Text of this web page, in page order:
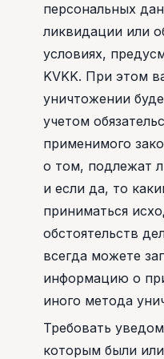
персональных
ликвидации или
условиях,
KVKK. При этом
уничтожении
учетом
применимого
о том, подлежат
и если да, то
приниматься
обстоятельств
всегда можете
информацию о
иного метода
Требовать
которым были